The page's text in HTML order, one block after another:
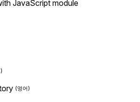
JavaScript module